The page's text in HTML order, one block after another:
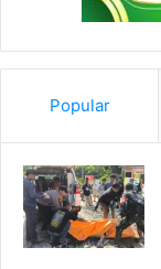
Popular